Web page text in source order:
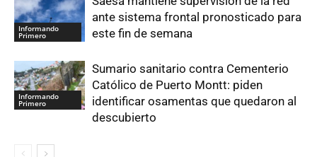
Informando
Primero
ante sistema frontal pronosticado para
este fin de semana
Informando
Primero
Sumario sanitario contra Cementerio
Católico de Puerto Montt: piden
identificar osamentas que quedaron al
descubierto